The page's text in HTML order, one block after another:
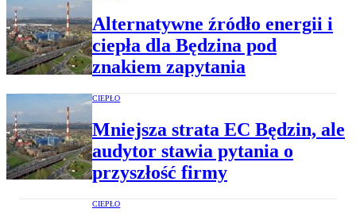
Alternatywne źródło energii i
ciepła dla Będzina pod
znakiem zapytania
CIEPŁO
Mniejsza strata EC Będzin, ale
audytor stawia pytania o
przyszłość firmy
CIEPŁO